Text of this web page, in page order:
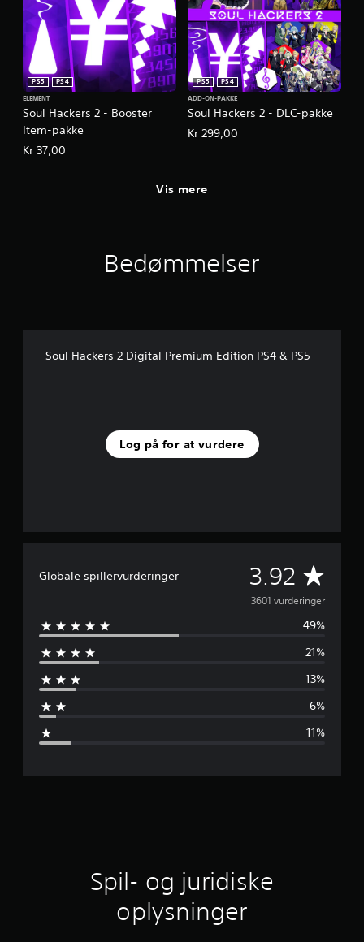
Soul Hackers 2 - Booster
Item-pakke
PS5
PS4
ELEMENT
Kr 37,00
Soul Hackers 2 - DLC-pakke
PS5
PS4
ADD-ON-PAKKE
Kr 299,00
Vis mere
Bedømmelser
Soul Hackers 2 Digital Premium Edition PS4 & PS5
Log på for at vurdere
Globale spillervurderinger 3.92 G
e
n
n
m
n
3601 vurderinger
49%
21%
13%
6%
11%
Spil- og juridiske
oplysninger